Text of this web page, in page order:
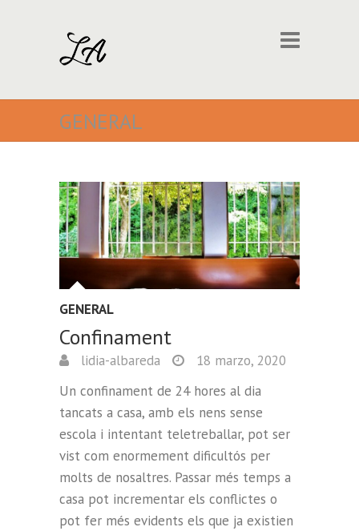
GENERAL
GENERAL
Confinament
lidia-albareda
18 marzo, 2020
Un confinament de 24 hores al dia
tancats a casa, amb els nens sense
escola i intentant teletreballar, pot ser
vist com enormement dificultós per
molts de nosaltres. Passar més temps a
casa pot incrementar els conflictes o
pot fer més evidents els que ja existien